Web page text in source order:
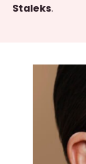
Staleks.